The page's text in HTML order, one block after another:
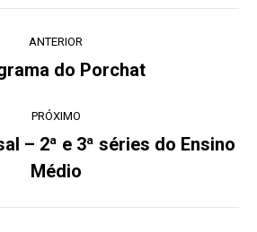
ANTERIOR
Post
do Porchat
PRÓXIMO
Próximo
post:
– 2ª e 3ª séries do Ensino
Médio